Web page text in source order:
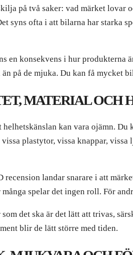
på två saker: vad märket
syns ofta i att bilarna har starka
en konsekvens i hur
på de mjuka. Du kan få
MATERIAL OCH
kan vara ojämn.
plastytor, vissa knappar,
landar snarare i att
spelar det ingen roll. För
det ska är det lätt att trivas,
blir de lätt större med tiden.